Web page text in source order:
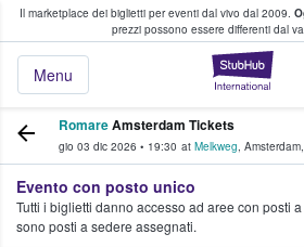
Il marketplace dei biglietti per eventi dal vivo dal 2009.
prezzi possono essere differenti dal
Menu
fan comprano e vendono
RomareAmsterdam Tickets
gio 03 dic 2026 • 19:30 at Melkweg, Amsterdam,
Evento con posto unico
Tutti i biglietti danno accesso ad aree con posti
sono posti a sedere assegnati.